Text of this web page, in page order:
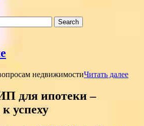
недвижимостиЧитать далее
для ипотеки –
успеху